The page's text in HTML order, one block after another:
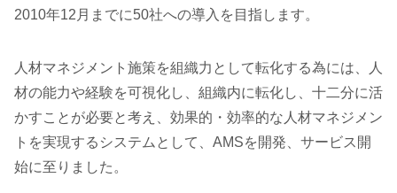
2010年12月までに50社への導入を目指します。
人材マネジメント施策を組織力として転化する為には、人
材の能力や経験を可視化し、組織内に転化し、十二分に活
かすことが必要と考え、効果的・効率的な人材マネジメン
トを実現するシステムとして、AMSを開発、サービス開
始に至りました。